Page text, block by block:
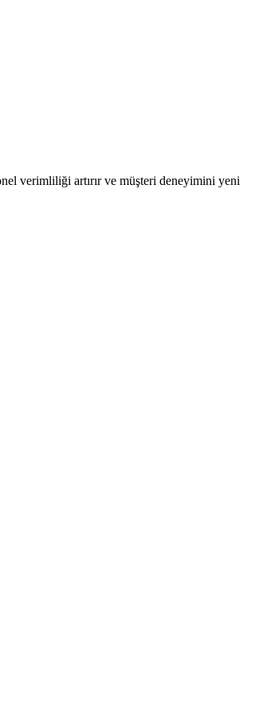
verimliliği artırır ve müşteri deneyimini yeni